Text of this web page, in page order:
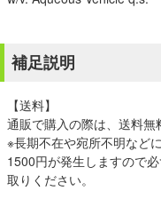
補足説明
【送料】
通販で購入の際は、送料無
※長期不在や宛所不明など
1500円が発生しますので
取りください。